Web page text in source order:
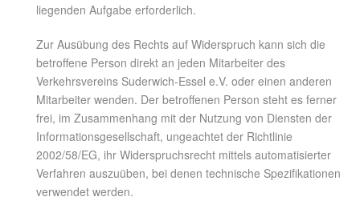
liegenden Aufgabe erforderlich.
Zur Ausübung des Rechts auf Widerspruch kann sich die
betroffene Person direkt an jeden Mitarbeiter des
Verkehrsvereins Suderwich-Essel e.V. oder einen anderen
Mitarbeiter wenden. Der betroffenen Person steht es ferner
frei, im Zusammenhang mit der Nutzung von Diensten der
Informationsgesellschaft, ungeachtet der Richtlinie
2002/58/EG, ihr Widerspruchsrecht mittels automatisierter
Verfahren auszuüben, bei denen technische Spezifikationen
verwendet werden.